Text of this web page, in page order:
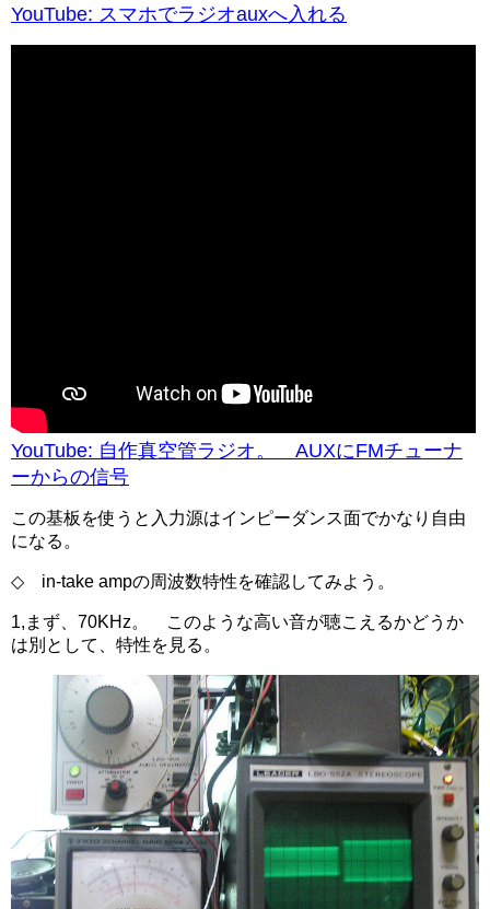
YouTube: スマホでラジオauxへ入れる
YouTube: 自作真空管ラジオ。 AUXにFMチューナ
ーからの信号
この基板を使うと入力源はインピーダンス面でかなり自由
になる。
◇ in-take ampの周波数特性を確認してみよう。
1,まず、70KHz。 このような高い音が聴こえるかどうか
は別として、特性を見る。